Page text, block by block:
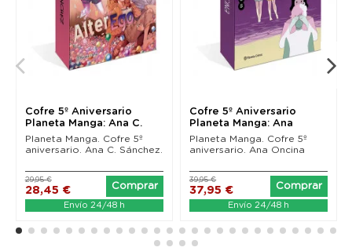
Cofre 5º Aniversario
Planeta Manga: Ana C.
Sánchez
Planeta Manga. Cofre 5º
aniversario. Ana C. Sánchez.
28,45 €
29,95 €
Comprar
Envío 24/48 h
Cofre 5º Aniversario
Planeta Manga: Ana
Oncina
Planeta Manga. Cofre 5º
aniversario. Ana Oncina
37,95 €
39,95 €
Comprar
Envío 24/48 h